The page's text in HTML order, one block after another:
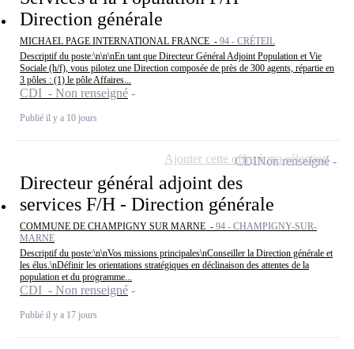
Direction générale
MICHAEL PAGE INTERNATIONAL FRANCE - 94 - CRÉTEIL
Descriptif du poste:\n\n\nEn tant que Directeur Général Adjoint Population et Vie
Sociale (h/f), vous pilotez une Direction composée de près de 300 agents, répartie en
3 pôles : (1) le pôle Affaires...
CDI - Non renseigné
Publié il y a 10 jours
Directeur général adjoint des
services F/H - Direction générale
COMMUNE DE CHAMPIGNY SUR MARNE - 94 - CHAMPIGNY-SUR-
MARNE
Descriptif du poste:\n\nVos missions principales\nConseiller la Direction générale et
les élus.\nDéfinir les orientations stratégiques en déclinaison des attentes de la
population et du programme...
CDI - Non renseigné
Publié il y a 17 jours
CDINon renseigné
Ajouter cette offre à ma sélection